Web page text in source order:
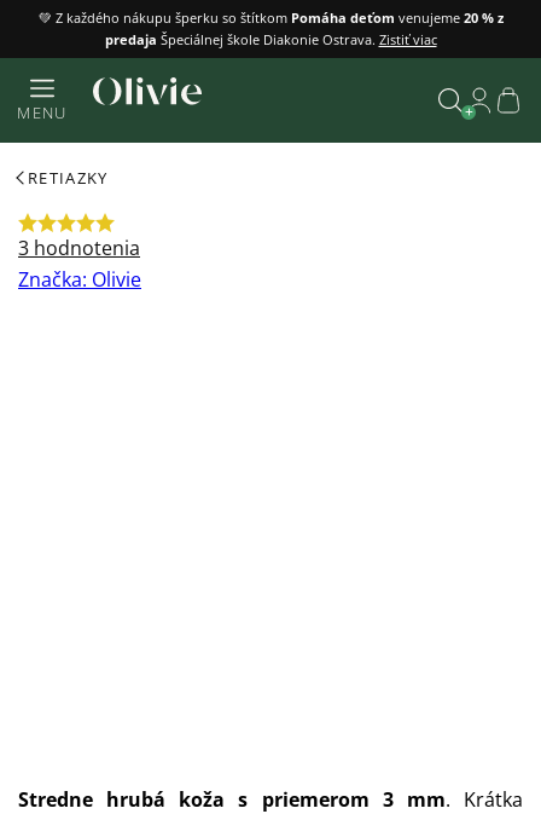
Prejsť
obsah
💚 Z každého nákupu šperku so štítkom Pomáha deťom venujeme 20 % z
predaja Špeciálnej škole Diakonie Ostrava. Zistiť viac
MENU
RETIAZKY
Priemerné
hodnotenie
3 hodnotenia
Značka: Olivie
Stredne hrubá koža s priemerom 3 mm. Krátka